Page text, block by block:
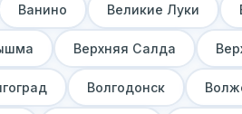
Ванино Великие Луки
Верхняя Салда
Волгодонск